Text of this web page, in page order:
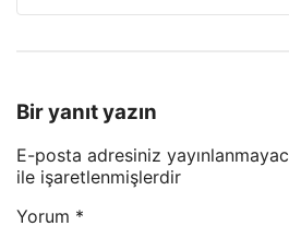
Bir yanıt yazın
E-posta adresiniz
ile işaretlenmişlerdir
Yorum *